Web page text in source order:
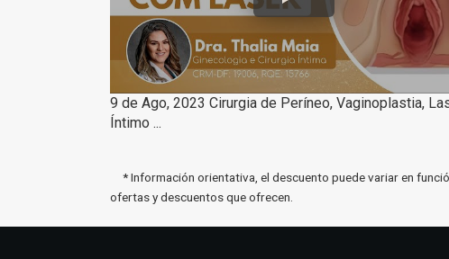
9 de Ago, 2023 Cirurgia de Períneo, Vaginoplastia,
Íntimo ...
* Información orientativa, el descuento puede variar en
ofertas y descuentos que ofrecen.